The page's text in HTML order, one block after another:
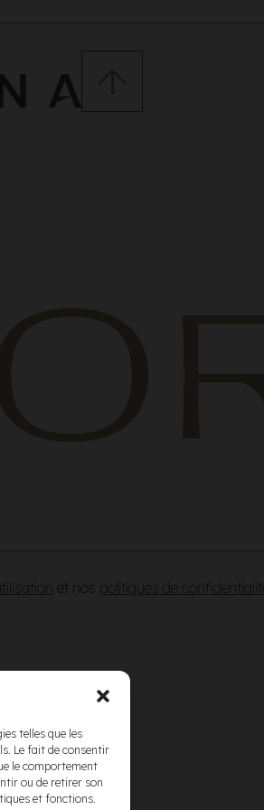
telles que les
Le fait de consentir
le comportement
ou de retirer son
et fonctions.
et nos politiques de confidentialité